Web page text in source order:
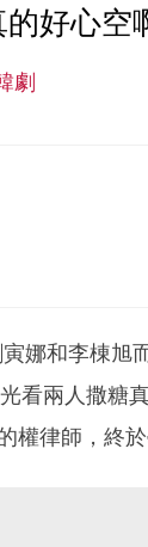
好心空
劇
娜和李棟旭
看兩人撒糖
權律師，終